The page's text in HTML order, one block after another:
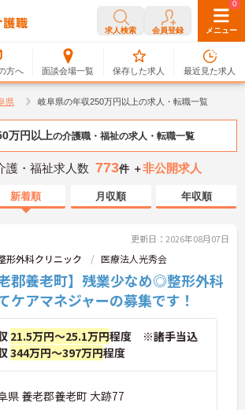
求人検索 会員登録 メニュー
方へ 面談会場一覧
0
保存した求人
0
最近見た求人
県 岐阜県の年収250万円以上の求人・転職一覧
万円以上の介護職・福祉の求人・転職一覧
護・福祉求人数 773件 ＋非公開求人
新着順 月収順 年収順
更新日：2026年08月07日
形外科クリニック 医療法人光秀会
老郡養老町】残業少なめ◎整形外科
ケアマネジャーの募集です！
21.5万円～25.1万円程度 ※諸手当込
344万円～397万円程度
県 養老郡養老町 大跡77